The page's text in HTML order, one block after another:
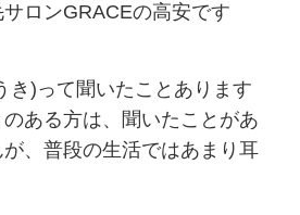
ロンGRACEの高安です
き)って聞いたことあります
ある方は、聞いたことがあ
、普段の生活ではあまり耳